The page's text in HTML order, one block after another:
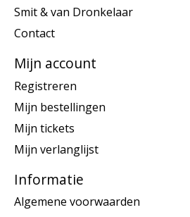
Smit & van Dronkelaar
Contact
Mijn account
Registreren
Mijn bestellingen
Mijn tickets
Mijn verlanglijst
Informatie
Algemene voorwaarden